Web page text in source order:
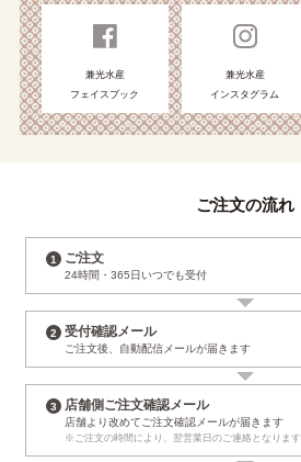
兼光水産
フェイスブック
兼光水産
インスタグラム
ご注文の流れ
ご注文
24時間・365日いつでも受付
受付確認メール
ご注文後、自動配信メールが届きます
店舗側ご注文確認メール
店舗より改めてご注文確認メールが届きます
※ご注文の時間により、 翌営業日のご連絡となります